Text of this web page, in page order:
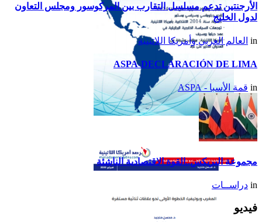
تقرير أمريكا اللاتينية لسنة
2014
الأرجنتين تدعم مسلسل التقارب بين المركوسور ومجلس التعاون
لدول الخليج
in العالم العربي وأمريكا اللاتينية
ASPA-DECLARACIÓN DE LIMA
in قمة الأسبا - ASPA
مجموعة البريكس..القوة الاقتصادية الناشئة
in دراســات
فيديو